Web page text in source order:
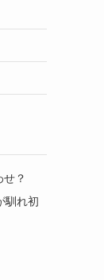
？
馴れ初